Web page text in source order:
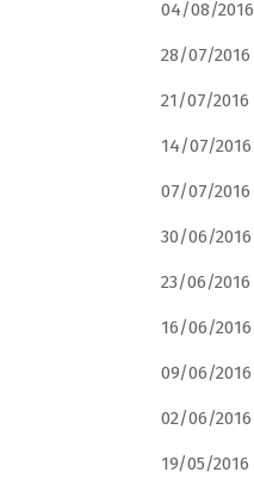
04/08/
28/07/2016
21/07/2016
14/07/
07/07/2016
30/06/
23/06/2016
16/06/
09/06/
02/06/
19/05/2016